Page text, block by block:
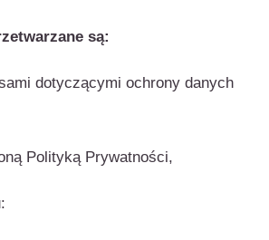
są:
dotyczącymi ochrony danych
Polityką Prywatności,